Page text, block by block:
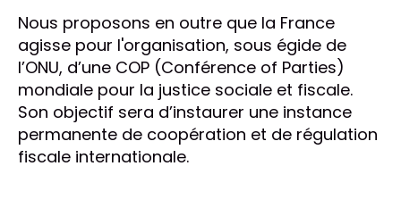
Nous proposons en outre que la France
agisse pour l'organisation, sous égide de
l’ONU, d’une COP (Conférence of Parties)
mondiale pour la justice sociale et fiscale.
Son objectif sera d’instaurer une instance
permanente de coopération et de régulation
fiscale internationale.